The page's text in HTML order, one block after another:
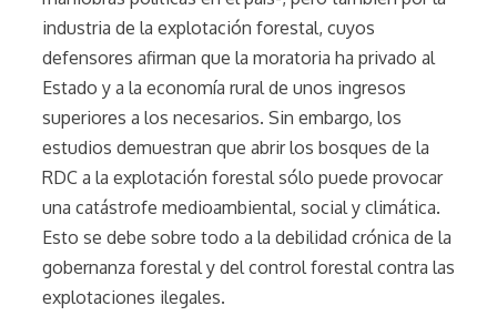
industria de la explotación forestal, cuyos
defensores afirman que la moratoria ha privado al
Estado y a la economía rural de unos ingresos
superiores a los necesarios. Sin embargo, los
estudios demuestran que abrir los bosques de la
RDC a la explotación forestal sólo puede provocar
una catástrofe medioambiental, social y climática.
Esto se debe sobre todo a la debilidad crónica de la
gobernanza forestal y del control forestal contra las
explotaciones ilegales.